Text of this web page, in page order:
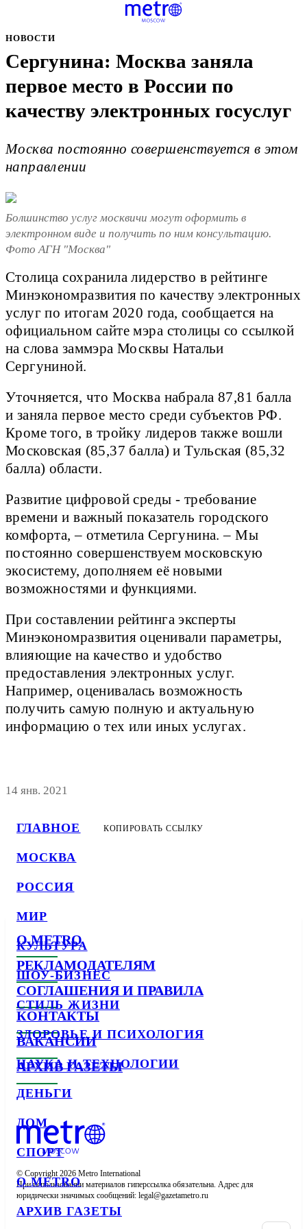
ГЛАВНОЕ
МОСКВА
РОССИЯ
МИР
КУЛЬТУРА
ШОУ-БИЗНЕС
СТИЛЬ ЖИЗНИ
ЗДОРОВЬЕ И ПСИХОЛОГИЯ
НАУКА И ТЕХНОЛОГИИ
ДЕНЬГИ
ДОМ
СПОРТ
О METRO
АРХИВ ГАЗЕТЫ
НОВОСТИ
Сергунина: Москва заняла
первое место в России по
качеству электронных госуслуг
Москва постоянно совершенствуется в этом
направлении
Болшинство услуг москвичи могут оформить в
электронном виде и получить по ним консультацию.
Фото АГН "Москва"
Столица сохранила лидерство в рейтинге
Минэкономразвития по качеству электронных
услуг по итогам 2020 года, сообщается на
официальном сайте мэра столицы со ссылкой
на слова заммэра Москвы Натальи
Сергуниной.
Уточняется, что Москва набрала 87,81 балла
и заняла первое место среди субъектов РФ.
Кроме того, в тройку лидеров также вошли
Московская (85,37 балла) и Тульская (85,32
балла) области.
Развитие цифровой среды - требование
времени и важный показатель городского
комфорта, – отметила Сергунина. – Мы
постоянно совершенствуем московскую
экосистему, дополняем её новыми
возможностями и функциями.
При составлении рейтинга эксперты
Минэкономразвития оценивали параметры,
влияющие на качество и удобство
предоставления электронных услуг.
Например, оценивалась возможность
получить самую полную и актуальную
информацию о тех или иных услугах.
14 янв. 2021
КОПИРОВАТЬ ССЫЛКУ
О METRO
РЕКЛАМОДАТЕЛЯМ
СОГЛАШЕНИЯ И ПРАВИЛА
КОНТАКТЫ
ВАКАНСИИ
АРХИВ ГАЗЕТЫ
© Copyright 2026 Metro International
При использовании материалов гиперссылка обязательна. Адрес для
юридически значимых сообщений: